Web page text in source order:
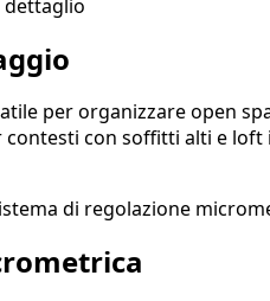
per organizzare open
con soffitti alti e